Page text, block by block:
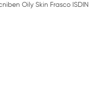
Oily Skin Frasco ISDIN